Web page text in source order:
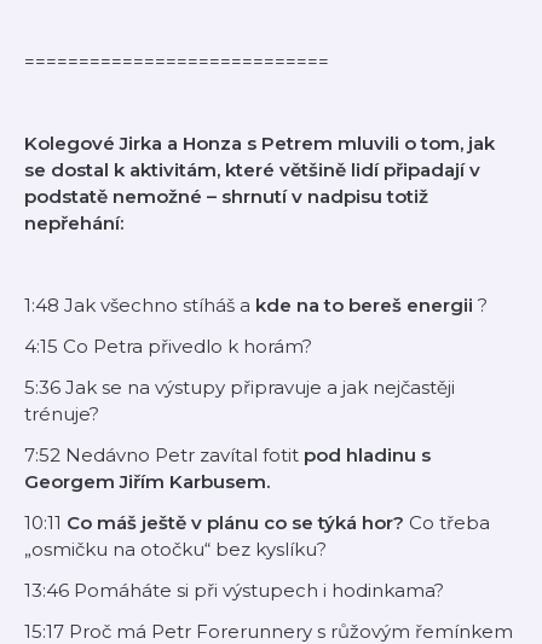
============================
Kolegové Jirka a Honza s Petrem mluvili o tom, jak
se dostal k aktivitám, které většině lidí připadají v
podstatě nemožné – shrnutí v nadpisu totiž
nepřehání:
1:48 Jak všechno stíháš a kde na to bereš energii ?
4:15 Co Petra přivedlo k horám?
5:36 Jak se na výstupy připravuje a jak nejčastěji
trénuje?
7:52 Nedávno Petr zavítal fotit pod hladinu s
Georgem Jiřím Karbusem.
10:11 Co máš ještě v plánu co se týká hor? Co třeba
„osmičku na otočku“ bez kyslíku?
13:46 Pomáháte si při výstupech i hodinkama?
15:17 Proč má Petr Forerunnery s růžovým řemínkem